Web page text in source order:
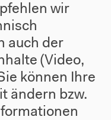
wir
auch der
(Video,
können Ihre
ändern bzw.